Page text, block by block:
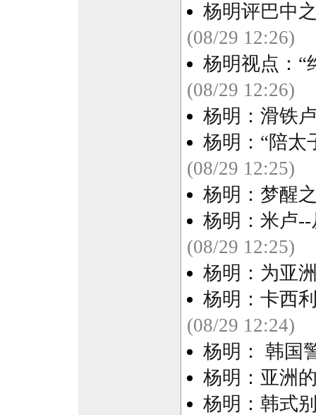
杨明评巴中
(08/29 12:26)
杨明视点：“
(08/29 12:26)
杨明：滑铁
杨明：“陪太
(08/29 12:25)
杨明：梦醒
杨明：米卢
(08/29 12:25)
杨明：为亚
杨明：卡西
(08/29 12:24)
杨明： 韩国
杨明：亚洲
杨明：韩式